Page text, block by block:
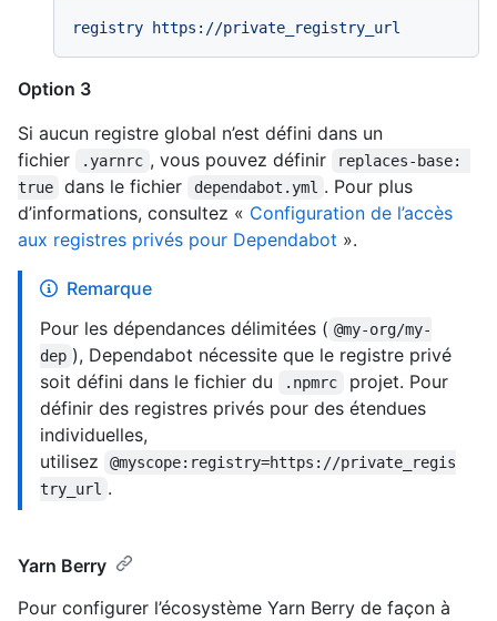
registry https://private_registry_url
Option 3
Si aucun registre global n’est défini dans un
fichier
.yarnrc , vous pouvez définir
replaces-base:
true
dans le fichier dependabot.yml . Pour plus
d’informations, consultez « Configuration de l’accès
aux registres privés pour Dependabot ».
Remarque
Pour les dépendances délimitées ( @my-org/my-
dep ), Dependabot nécessite que le registre privé
soit défini dans le fichier du
.npmrc
projet. Pour
définir des registres privés pour des étendues
individuelles,
utilisez
@myscope:registry=https://private_regis
try_url .
Yarn Berry
Pour configurer l’écosystème Yarn Berry de façon à